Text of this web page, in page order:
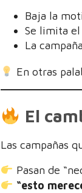
Baja la
Se limita el
La
En otras
El
Las campañas
Pasan de
“esto